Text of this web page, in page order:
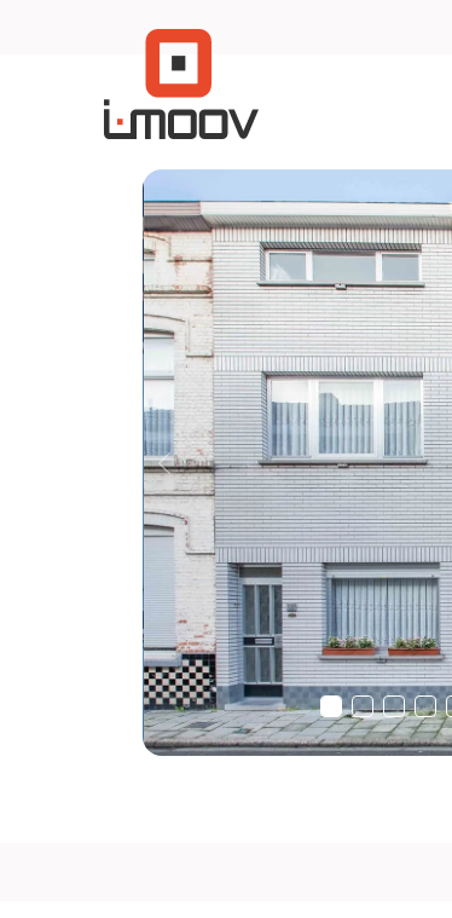
Previous